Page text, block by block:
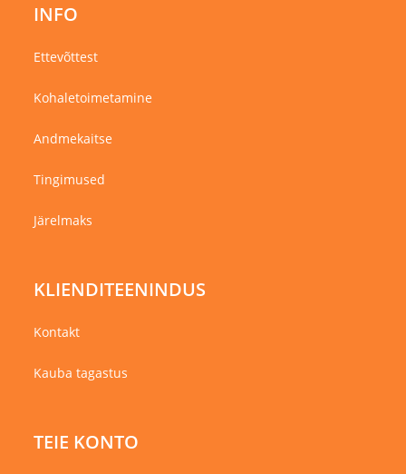
INFO
Ettevõttest
Kohaletoimetamine
Andmekaitse
Tingimused
Järelmaks
KLIENDITEENINDUS
Kontakt
Kauba tagastus
TEIE KONTO